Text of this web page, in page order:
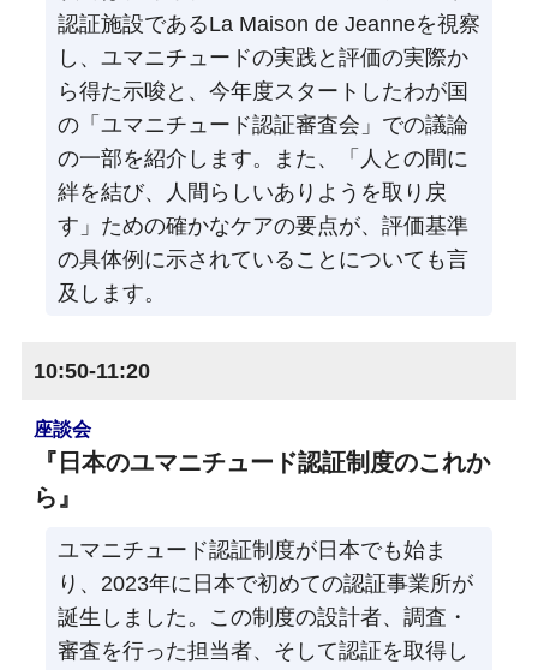
認証施設であるLa Maison de Jeanneを視察
し、ユマニチュードの実践と評価の実際か
ら得た示唆と、今年度スタートしたわが国
の「ユマニチュード認証審査会」での議論
の一部を紹介します。また、「人との間に
絆を結び、人間らしいありようを取り戻
す」ための確かなケアの要点が、評価基準
の具体例に示されていることについても言
及します。
10:50-11:20
座談会
『日本のユマニチュード認証制度のこれか
ら』
ユマニチュード認証制度が日本でも始ま
り、2023年に日本で初めての認証事業所が
誕生しました。この制度の設計者、調査・
審査を行った担当者、そして認証を取得し